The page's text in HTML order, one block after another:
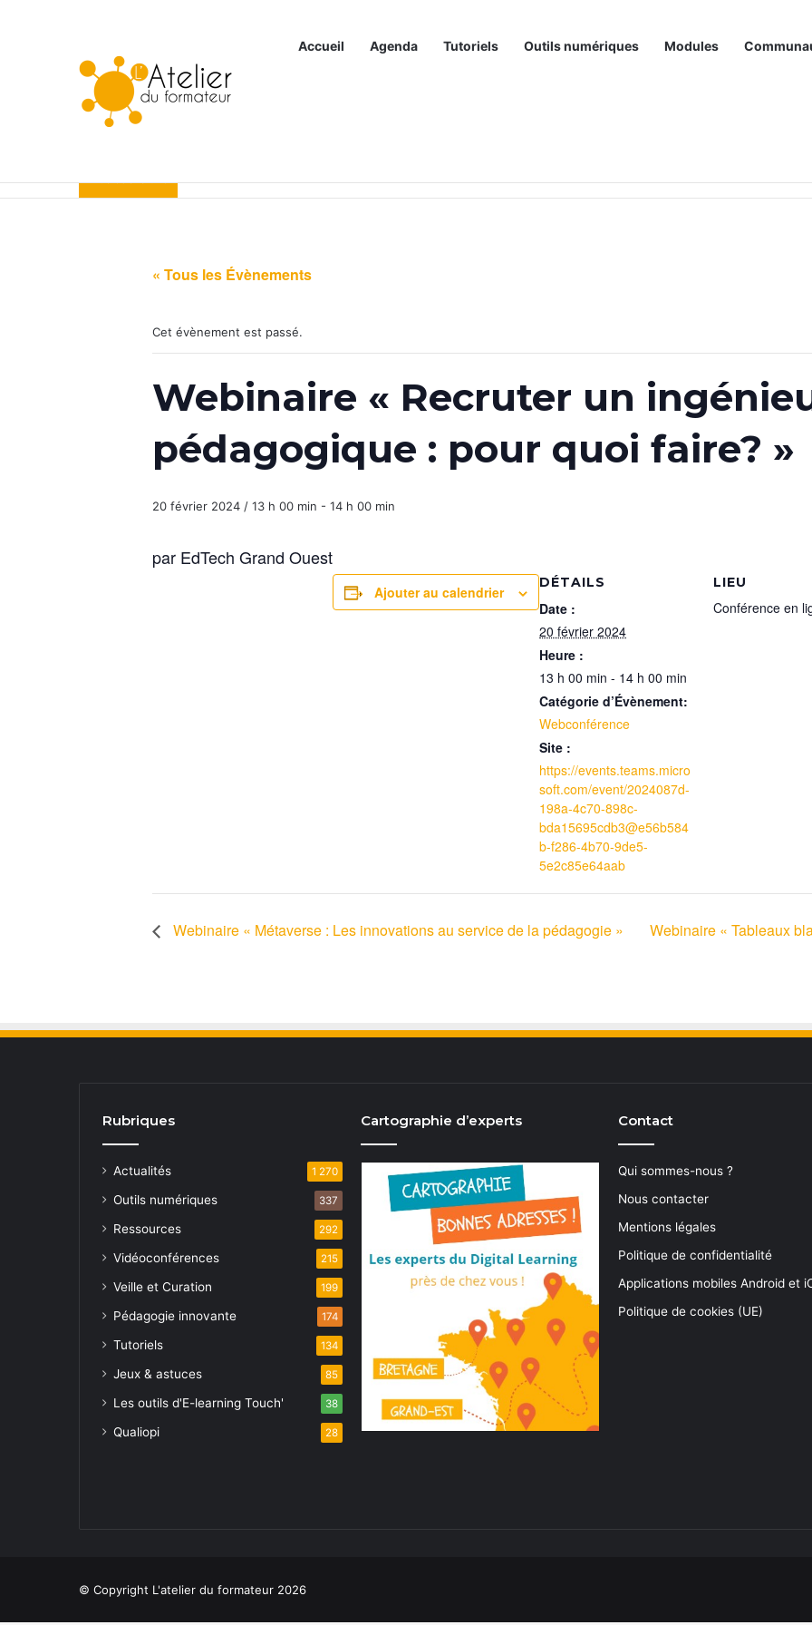
Accueil Agenda Tutoriels Outils numériques Modules
Articles à la une
« Tous les Évènements
Cet évènement est passé.
Webinaire « Recruter un
pédagogique : pour quoi faire? »
20 février 2024 / 13 h 00 min - 14 h 00 min
par EdTech Grand Ouest
Ajouter au calendrier
DÉTAILS
Date :
20 février 2024
Heure :
13 h 00 min - 14 h 00 min
Catégorie d’Évènement:
Webconférence
Site :
https://events.teams.micro
soft.com/event/2024087d-
198a-4c70-898c-
bda15695cdb3@e56b584
b-f286-4b70-9de5-
5e2c85e64aab
LIEU
Conférence en
Webinaire « Métaverse : Les innovations au service de la pédagogie » Webinaire « Tableaux
Rubriques
Actualités 1 270
Outils numériques 337
Ressources 292
Vidéoconférences 215
Veille et Curation 199
Pédagogie innovante 174
Tutoriels 134
Jeux & astuces 85
Les outils d'E-learning Touch' 38
Qualiopi 28
Cartographie d’experts Contact
Qui sommes-nous ?
Nous contacter
Mentions légales
Politique de confidentialité
Applications mobiles Android et
Politique de cookies (UE)
© Copyright L'atelier du formateur 2026